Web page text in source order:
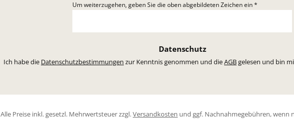
Um weiterzugehen, geben Sie die oben abgebildeten Zeichen ein*
Datenschutz
Ich habe die Datenschutzbestimmungen zur Kenntnis genommen und dieAGBgelesen und bin
Alle Preise inkl. gesetzl. Mehrwertsteuer zzgl.Versandkosten und ggf. Nachnahmegebühren, wenn